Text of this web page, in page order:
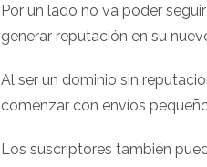
Por un lado no va poder
generar reputación en su
Al ser un dominio sin
comenzar con envíos
Los suscriptores también